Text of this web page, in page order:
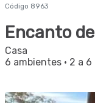
Código 8963
Encanto
Casa
6 ambientes · 2 a 6